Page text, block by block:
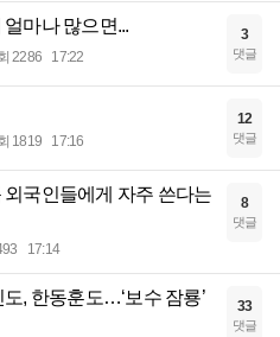
마나 많으면...
2286 17:22
3
댓글
1819 17:16
12
댓글
국인들에게 자주 쓴다는
17:14
8
댓글
, 한동훈도…‘보수 잠룡’
33
댓글